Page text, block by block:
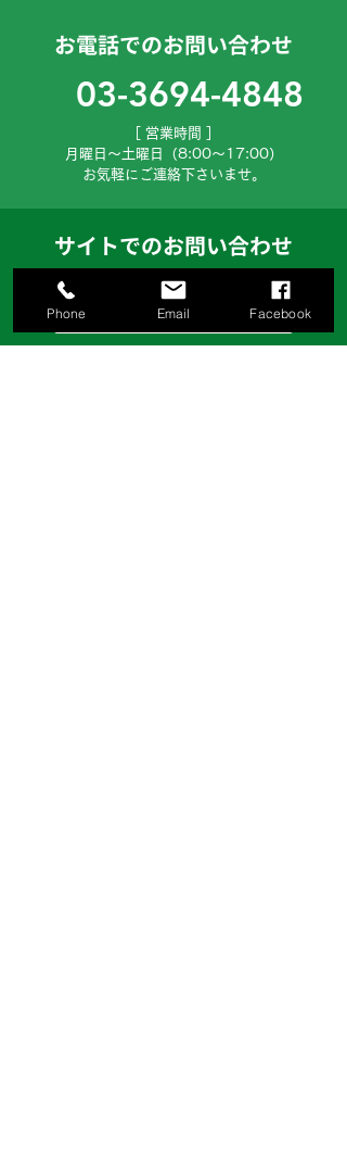
お電話でのお問い合わせ
03-3694-4848
［ 営業時間 ］
月曜日～土曜日（8:00～17:00）
お気軽にご連絡下さいませ。
サイトでのお問い合わせ
お問い合わせフォームへ
Phone Email Facebook